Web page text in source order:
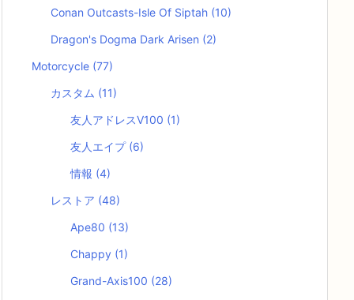
Conan Outcasts-Isle Of Siptah (10)
Dragon's Dogma Dark Arisen (2)
Motorcycle (77)
カスタム (11)
友人アドレスV100 (1)
友人エイプ (6)
情報 (4)
レストア (48)
Ape80 (13)
Chappy (1)
Grand-Axis100 (28)